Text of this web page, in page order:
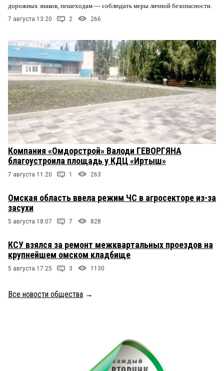
дорожных знаков, пешеходам — соблюдать меры личной безопасности.
7 августа 13:20 2 266
Компания «Омдорстрой» Валоди ГЕВОРГЯНА
благоустроила площадь у КДЦ «Иртыш»
7 августа 11:20 1 263
Омская область ввела режим ЧС в агросекторе из-за
засухи
5 августа 18:07 7 828
КСУ взялся за ремонт межквартальных проездов на
крупнейшем омском кладбище
5 августа 17:25 3 1130
Все новости общества →